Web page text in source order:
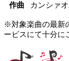
作曲
カンシァ
※対象楽曲の最新
ービスにて十分に